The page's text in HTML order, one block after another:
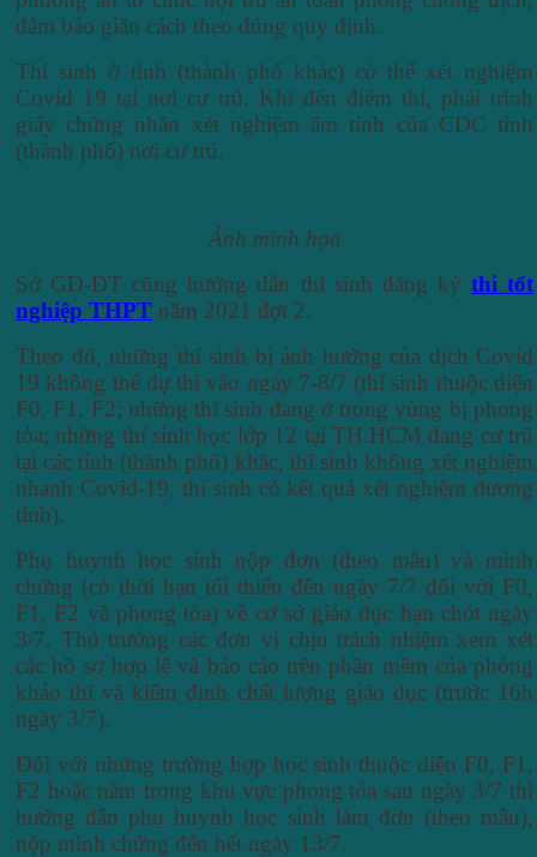
đảm bảo giãn cách theo đúng quy định.
Thí sinh ở tỉnh (thành phố khác) có thể xét nghiệm
Covid 19 tại nơi cư trú. Khi đến điểm thi, phải trình
giấy chứng nhận xét nghiệm âm tính của CDC tỉnh
(thành phố) nơi cư trú.
Ảnh minh họa
Sở GD-ĐT cũng hướng dẫn thí sinh đăng ký thi tốt
nghiệp THPT năm 2021 đợt 2.
Theo đó, những thí sinh bị ảnh hưởng của dịch Covid
19 không thể dự thi vào ngày 7-8/7 (thí sinh thuộc diện
F0, F1, F2; những thí sinh đang ở trong vùng bị phong
tỏa; những thí sinh học lớp 12 tại TH.HCM đang cư trú
tại các tỉnh (thành phố) khác, thí sinh không xét nghiệm
nhanh Covid-19, thí sinh có kết quả xét nghiệm dương
tính).
Phụ huynh học sinh nộp đơn (theo mẫu) và minh
chứng (có thời hạn tối thiểu đến ngày 7/7 đối với F0,
F1, F2 và phong tỏa) về cơ sở giáo dục hạn chót ngày
3/7. Thủ trưởng các đơn vị chịu trách nhiệm xem xét
các hồ sơ hợp lệ và báo cáo trên phần mềm của phòng
khảo thí và kiểm định chất lượng giáo dục (trước 16h
ngày 3/7).
Đối với những trường hợp học sinh thuộc diện F0, F1,
F2 hoặc nằm trong khu vực phong tỏa sau ngày 3/7 thì
hướng dẫn phụ huynh học sinh làm đơn (theo mẫu),
nộp minh chứng đến hết ngày 13/7.